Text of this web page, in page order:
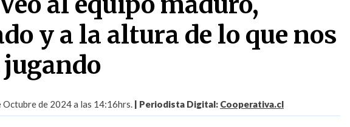
y a la altura de lo que nos
Octubre de 2024 a las 14:16hrs. | Periodista Digital: Cooperativa.cl